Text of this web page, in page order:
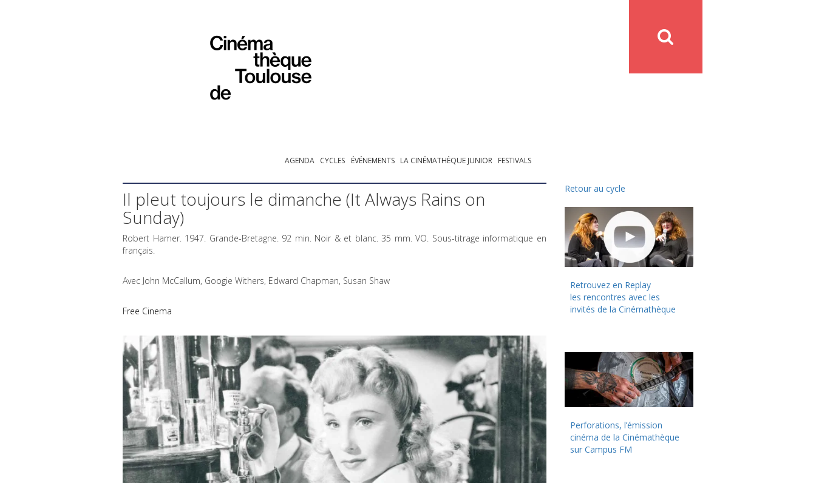
AGENDA CYCLES ÉVÉNEMENTS LA CINÉMATHÈQUE JUNIOR FESTIVALS
Il pleut toujours le dimanche (It Always Rains on
Sunday)
Robert Hamer. 1947. Grande-Bretagne. 92 min. Noir & et blanc. 35 mm. VO. Sous-titrage informatique en
français.
Avec John McCallum, Googie Withers, Edward Chapman, Susan Shaw
Free Cinema
Retour au cycle
Retrouvez en Replay
les rencontres avec les
invités de la Cinémathèque
Perforations, l’émission
cinéma de la Cinémathèque
sur Campus FM